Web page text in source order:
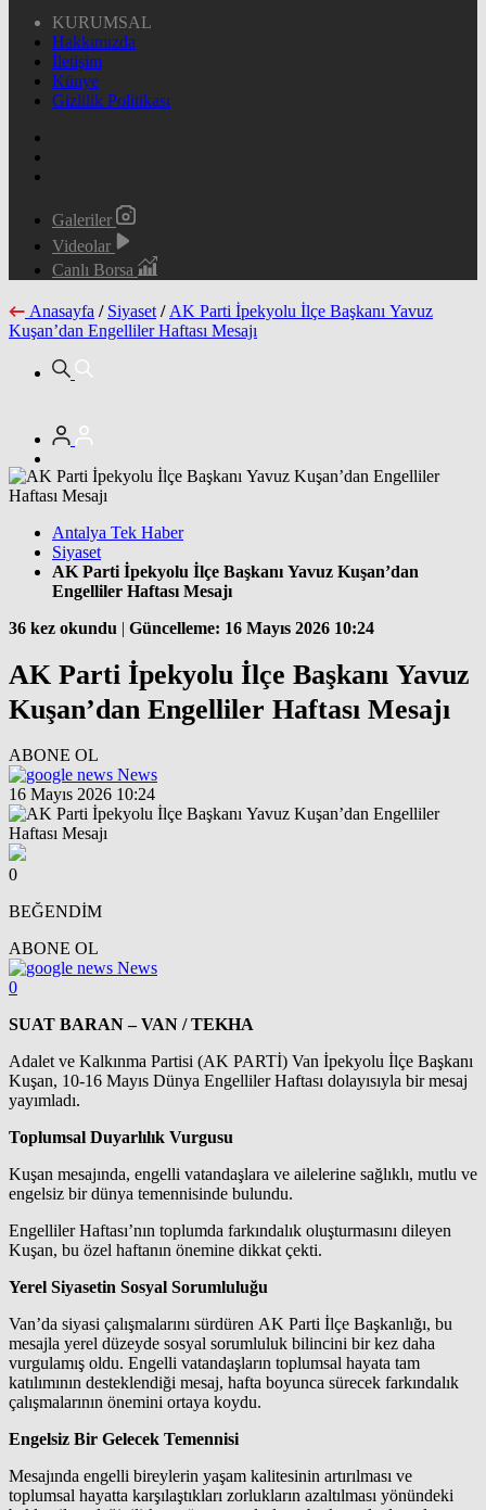
KURUMSAL
Hakkımızda
İletişim
Künye
Gizlilik Politikası
Galeriler
Videolar
Canlı Borsa
Anasayfa / Siyaset / AK Parti İpekyolu İlçe Başkanı Yavuz
Kuşan’dan Engelliler Haftası Mesajı
Antalya Tek Haber
Siyaset
AK Parti İpekyolu İlçe Başkanı Yavuz Kuşan’dan
Engelliler Haftası Mesajı
36 kez okundu | Güncelleme: 16 Mayıs 2026 10:24
AK Parti İpekyolu İlçe Başkanı Yavuz
Kuşan’dan Engelliler Haftası Mesajı
ABONE OL
News
16 Mayıs 2026 10:24
0
BEĞENDİM
ABONE OL
News
0
SUAT BARAN – VAN / TEKHA
Adalet ve Kalkınma Partisi (AK PARTİ) Van İpekyolu İlçe Başkanı
Kuşan, 10-16 Mayıs Dünya Engelliler Haftası dolayısıyla bir mesaj
yayımladı.
Toplumsal Duyarlılık Vurgusu
Kuşan mesajında, engelli vatandaşlara ve ailelerine sağlıklı, mutlu ve
engelsiz bir dünya temennisinde bulundu.
Engelliler Haftası’nın toplumda farkındalık oluşturmasını dileyen
Kuşan, bu özel haftanın önemine dikkat çekti.
Yerel Siyasetin Sosyal Sorumluluğu
Van’da siyasi çalışmalarını sürdüren AK Parti İlçe Başkanlığı, bu
mesajla yerel düzeyde sosyal sorumluluk bilincini bir kez daha
vurgulamış oldu. Engelli vatandaşların toplumsal hayata tam
katılımının desteklendiği mesaj, hafta boyunca sürecek farkındalık
çalışmalarının önemini ortaya koydu.
Engelsiz Bir Gelecek Temennisi
Mesajında engelli bireylerin yaşam kalitesinin artırılması ve
toplumsal hayatta karşılaştıkları zorlukların azaltılması yönündeki